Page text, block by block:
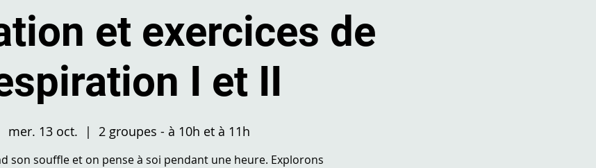
et exercices de
I et II
mer. 13 oct.
  |
2 groupes - à 10h et à 11h
son souffle et on pense à soi pendant une heure. Explorons